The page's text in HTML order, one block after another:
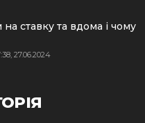
ставку та вдома і чому
27.06.2024